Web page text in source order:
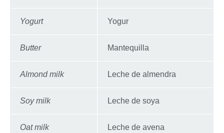
Yogurt Yogur
Butter Mantequilla
Almond milk Leche de almendra
Soy milk Leche de soya
Oat milk Leche de avena